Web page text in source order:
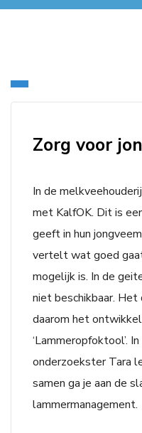
Zorg voor
In de
met KalfOK. Dit is
geeft in hun
vertelt wat goed
mogelijk is. In de
niet beschikbaar.
daarom het
‘Lammeropfoktool’.
onderzoekster Tara
samen ga je aan de
lammermanagement.